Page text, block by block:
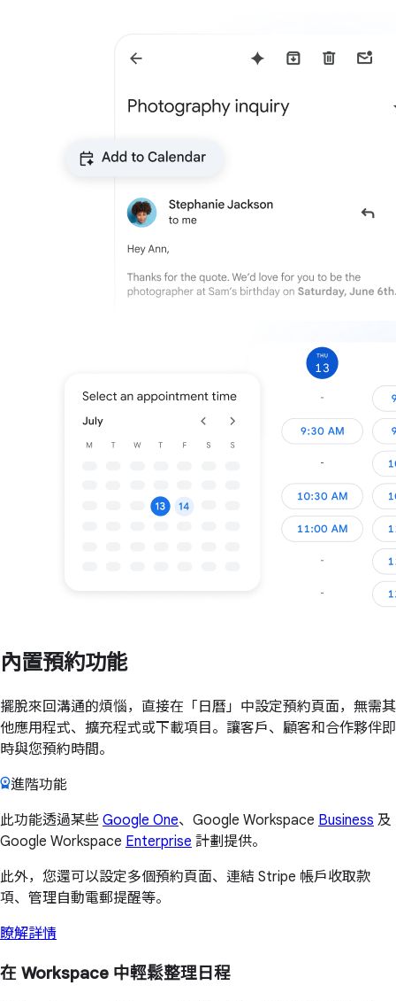
內置預約功能
擺脫來回溝通的煩惱，直接在「日曆」中設定預約頁面，無需其
他應用程式、擴充程式或下載項目。讓客戶、顧客和合作夥伴即
時與您預約時間。
進階功能
此功能透過某些 Google One、Google Workspace Business 及
Google Workspace Enterprise 計劃提供。
此外，您還可以設定多個預約頁面、連結 Stripe 帳戶收取款
項、管理自動電郵提醒等。
瞭解詳情
在 Workspace 中輕鬆整理日程